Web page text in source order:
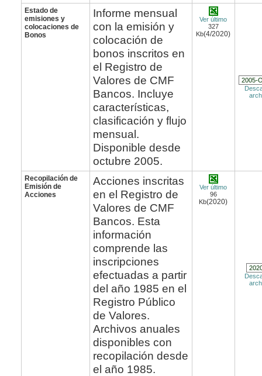
Estado de
emisiones y
colocaciones de
Bonos
Informe mensual
con la emisión y
colocación de
bonos inscritos en
el Registro de
Valores de CMF
Bancos. Incluye
características,
clasificación y flujo
mensual.
Disponible desde
octubre 2005.
Ver último
327
Kb(4/2020)
Recopilación de
Emisión de
Acciones
Acciones inscritas
en el Registro de
Valores de CMF
Bancos. Esta
información
comprende las
inscripciones
efectuadas a partir
del año 1985 en el
Registro Público
de Valores.
Archivos anuales
disponibles con
recopilación desde
el año 1985.
Ver último
96
Kb(2020)